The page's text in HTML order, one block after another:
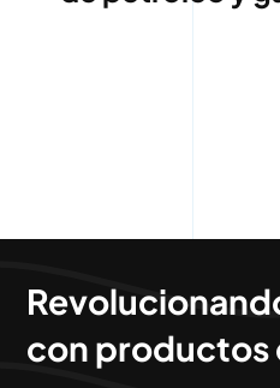
con productos